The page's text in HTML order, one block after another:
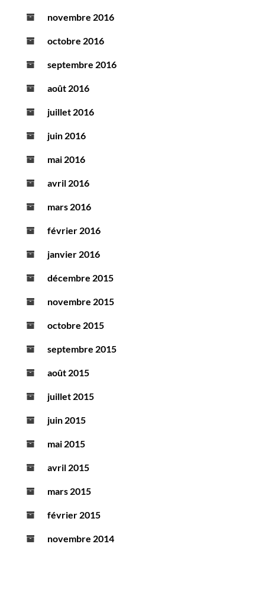
novembre 2016
octobre 2016
septembre 2016
août 2016
juillet 2016
juin 2016
mai 2016
avril 2016
mars 2016
février 2016
janvier 2016
décembre 2015
novembre 2015
octobre 2015
septembre 2015
août 2015
juillet 2015
juin 2015
mai 2015
avril 2015
mars 2015
février 2015
novembre 2014